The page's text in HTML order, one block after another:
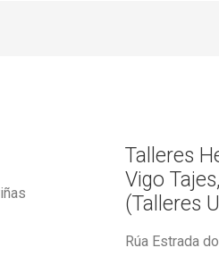
Talleres
Vigo
(Talleres
Rúa Estrada